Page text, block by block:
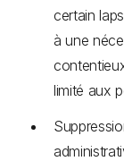
certain
à une
limité aux